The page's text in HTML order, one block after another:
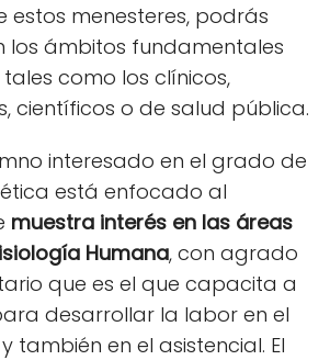
estos menesteres, podrás
los ámbitos fundamentales
como los clínicos,
científicos o de salud pública.
interesado en el grado de
está enfocado al
muestra interés en las áreas
Humana, con agrado
que es el que capacita a
desarrollar la labor en el
también en el asistencial. El